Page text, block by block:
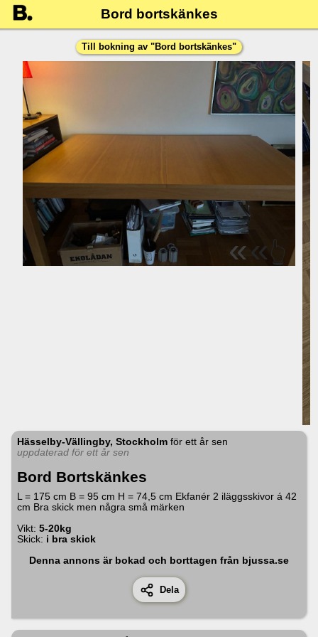
Bord bortskänkes
Till bokning av "Bord bortskänkes"
« «👆
Hässelby-Vällingby, Stockholm för ett år sen
uppdaterad för ett år sen
Bord Bortskänkes
L = 175 cm B = 95 cm H = 74,5 cm Ekfanér 2 iläggsskivor á 42
cm Bra skick men några små märken
Vikt: 5-20kg
Skick: i bra skick
Denna annons är bokad och borttagen från bjussa.se
Dela